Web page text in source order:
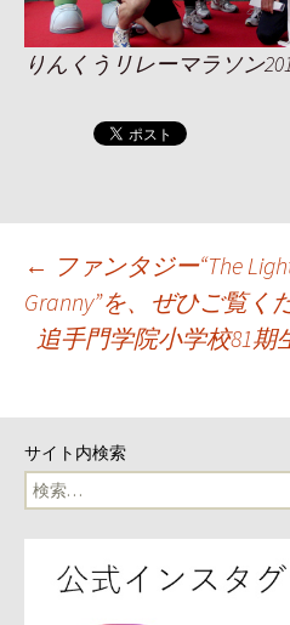
りんくうリレーマラソン
投
稿
ビ
ゲ
ー
← ファンタジー“The
Granny”を、ぜひご覧く
追手門学院小学校81
サイト内検索
検
索: